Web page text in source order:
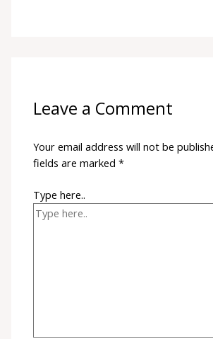
Leave a Comment
Your email address will not be
fields are marked*
Type here..